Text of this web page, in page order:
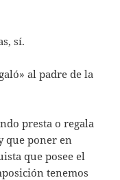
sí.
al padre de la
presta o regala
que poner en
que posee el
tenemos